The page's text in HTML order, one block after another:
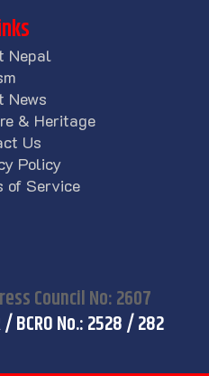
Nepal
News
& Heritage
Us
Policy
of Service
Council No: 2607
/ BCRO No.: 2528 / 282